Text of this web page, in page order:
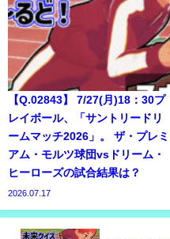
【Q.02843】 7/27(月)18：30プ
レイボール、「サントリードリ
ームマッチ2026」。 ザ・プレミ
アム・モルツ球団vsドリーム・
ヒーローズの試合結果は？
2026.07.17